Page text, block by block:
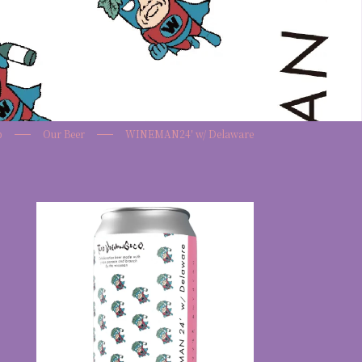
Our Beer WINEMAN24′ w/ Delaware